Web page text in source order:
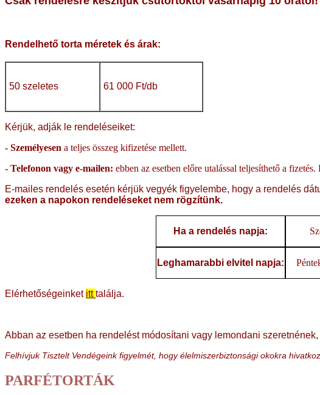
Rendelhető torta méretek és árak:
50 szeletes 61 000 Ft/db
Kérjük, adják le rendeléseiket:
- Személyesen a teljes összeg kifizetése mellett.
- Telefonon vagy e-mailen: ebben az esetben előre utalással teljesíthető a
E-mailes rendelés esetén kérjük vegyék figyelembe, hogy a rendelés
ezeken a napokon rendeléseket nem rögzítünk.
Ha a rendelés napja:
Leghamarabbi elvitel napja:
Elérhetőségeinket itttalálja.
Abban az esetben ha rendelést módosítani vagy lemondani
Felhívjuk Tisztelt Vendégeink figyelmét, hogy élelmiszerbiztonsági okokra
PARFÉTORTÁK